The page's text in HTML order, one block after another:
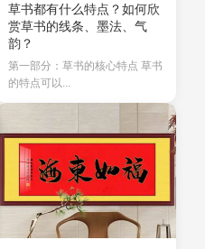
草书都有什么特点？如何欣
赏草书的线条、墨法、气
韵？
第一部分：草书的核心特点 草书
的特点可以...